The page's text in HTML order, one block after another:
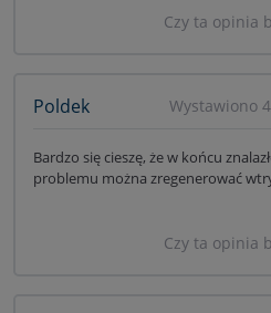
Czy ta opinia
Poldek Wystawiono
Bardzo się cieszę, że w końcu
problemu można zregenerować
Czy ta opinia